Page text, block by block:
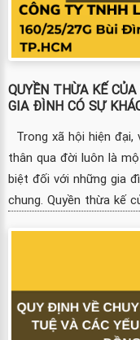
QUYỀN THỪA KẾ
GIA ĐÌNH CÓ SỰ
Trong xã hội hiện
thân qua đời luôn là
biệt đối với những gia
chung. Quyền thừa kế